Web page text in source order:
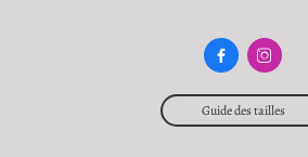
 
Guide des tailles